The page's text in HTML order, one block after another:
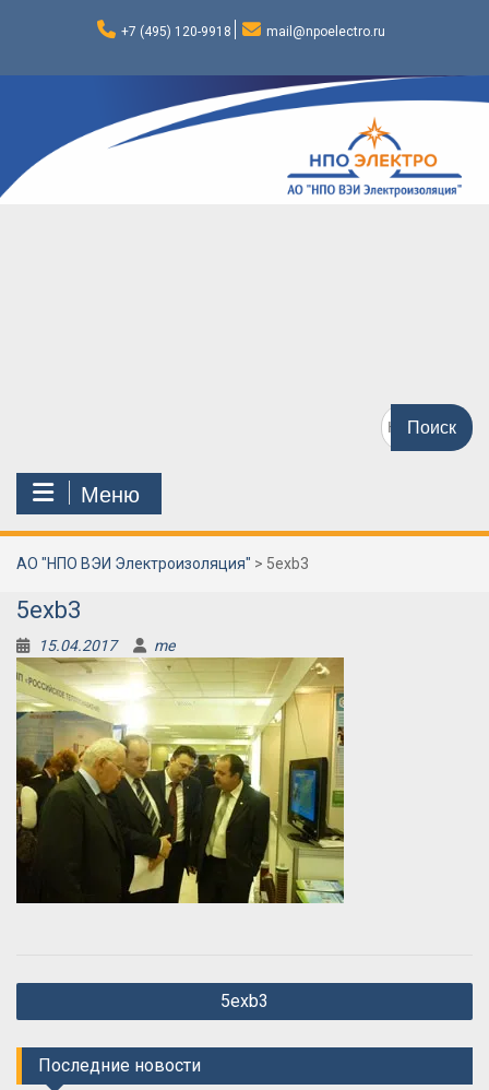
+7 (495) 120-9918 mail@npoelectro.ru
Поиск
по:
Меню
АО "НПО ВЭИ Электроизоляция" > 5exb3
5exb3
15.04.2017 me
Навигация
по
записям
5exb3
Последние новости